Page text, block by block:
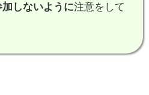
しないように注意をして